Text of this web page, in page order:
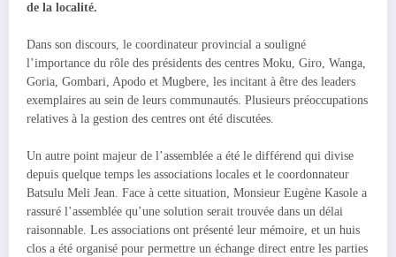
de la localité.
Dans son discours, le coordinateur provincial a souligné
l’importance du rôle des présidents des centres Moku, Giro, Wanga,
Goria, Gombari, Apodo et Mugbere, les incitant à être des leaders
exemplaires au sein de leurs communautés. Plusieurs préoccupations
relatives à la gestion des centres ont été discutées.
Un autre point majeur de l’assemblée a été le différend qui divise
depuis quelque temps les associations locales et le coordonnateur
Batsulu Meli Jean. Face à cette situation, Monsieur Eugène Kasole a
rassuré l’assemblée qu’une solution serait trouvée dans un délai
raisonnable. Les associations ont présenté leur mémoire, et un huis
clos a été organisé pour permettre un échange direct entre les parties